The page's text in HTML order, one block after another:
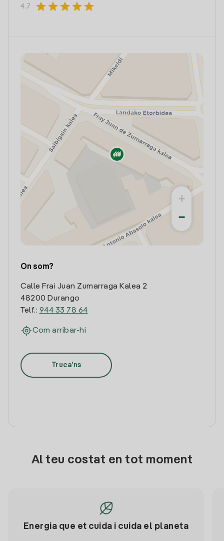
4.7 starstarstarstarstar
+
−
On som?
Calle Frai Juan Zumarraga Kalea 2
48200 Durango
Telf.: 944 33 78 64
Com arribar-hi
Truca'ns
Al teu costat en tot moment
Energia que et cuida i cuida el planeta